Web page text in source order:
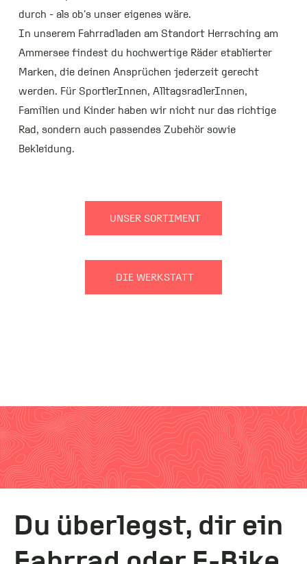
durch - als ob's unser eigenes wäre.
In unserem Fahrradladen am Standort Herrsching am
Ammersee findest du hochwertige Räder etablierter
Marken, die deinen Ansprüchen jederzeit gerecht
werden. Für SportlerInnen, AlltagsradlerInnen,
Familien und Kinder haben wir nicht nur das richtige
Rad, sondern auch passendes Zubehör sowie
Bekleidung.
UNSER SORTIMENT
DIE WERKSTATT
Du überlegst, dir ein